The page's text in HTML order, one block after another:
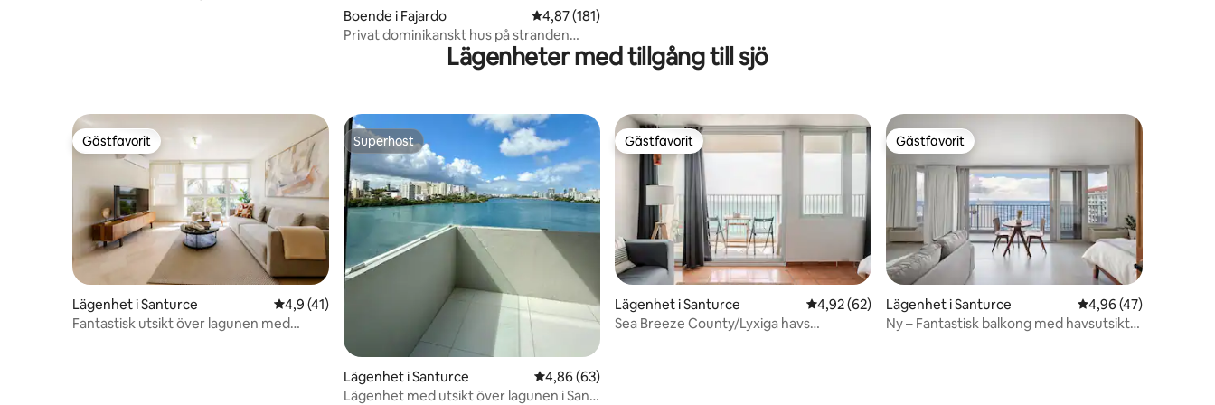
Boende i Fajardo 4,87 av 5 i genomsnittligt betyg, 181 omdömen
4,87 (181)
Privat dominikanskt hus på stranden
Vieques, CulebraLägenheter med tillgång till sjö
Gästfavorit
Gästfavorit
Lägenhet i Santurce 4,9 av 5 i genomsnittligt betyg, 41 omdömen
4,9 (41)
Fantastisk utsikt över lagunen med
Superhost
Superhost
Lägenhet i Santurce 4,86 av 5 i genomsnittligt betyg, 63 omdömen
4,86 (63)
Lägenhet med utsikt över lagunen i San
Gästfavorit
Gästfavorit
Lägenhet i Santurce 4,92 av 5 i genomsnittligt betyg, 62 omdömen
4,92 (62)
Sea Breeze County/Lyxiga havs
Gästfavorit
Gästfavorit
Lägenhet i Santurce 4,96 av 5 i
4,96 (47)
Ny – Fantastisk balkong med havsutsikt